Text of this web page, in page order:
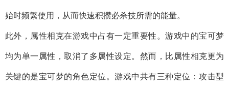
始时频繁使用，从而快速积攒必杀技所需的能量。
此外，属性相克在游戏中占有一定重要性。游戏中的宝可梦
均为单一属性，取消了多属性设定。然而，比属性相克更为
关键的是宝可梦的角色定位。游戏中共有三种定位：攻击型